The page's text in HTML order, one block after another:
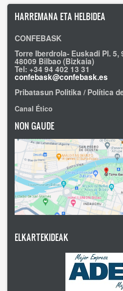
HARREMANA ETA HELBIDEA
CONFEBASK
Torre Iberdrola- Euskadi Pl. 5,
48009 Bilbao (Bizkaia)
Tel: +34 94 402 13 31
confebask@confebask.es
Pribatasun Politika / Política
Canal Ético
NON GAUDE
ELKARTEKIDEAK